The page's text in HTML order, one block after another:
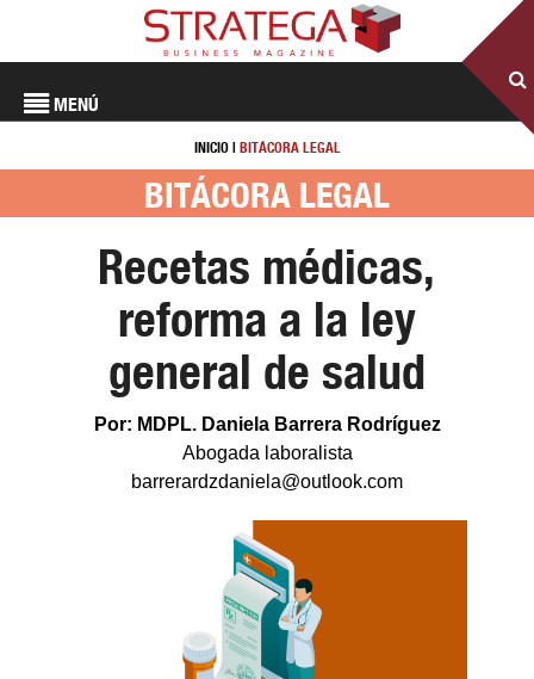
MENÚ
INICIO| BITÁCORA LEGAL
BITÁCORA LEGAL
Recetas médicas,
reforma a la ley
general de salud
Por: MDPL. Daniela Barrera Rodríguez
Abogada laboralista
barrerardzdaniela@outlook.com